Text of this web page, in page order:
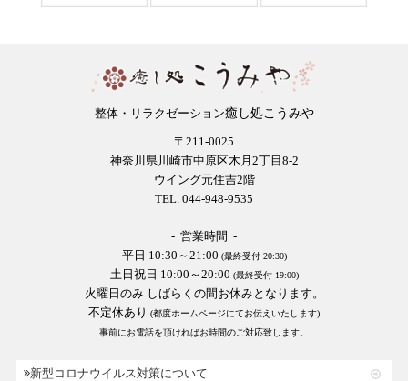
整体・リラクゼーション癒し処こうみや
〒211-0025
神奈川県川崎市中原区木月2丁目8-2
ウイング元住吉2階
TEL. 044-948-9535
- 営業時間 -
平日 10:30～21:00 (最終受付 20:30)
土日祝日 10:00～20:00 (最終受付 19:00)
火曜日のみ しばらくの間お休みとなります。
不定休あり (都度ホームページにてお伝えいたします)
事前にお電話を頂ければお時間のご対応致します。
新型コロナウイルス対策について